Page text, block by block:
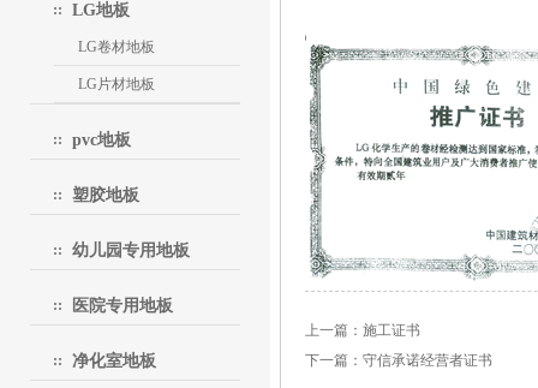
LG地板
LG卷材地板
LG片材地板
pvc地板
塑胶地板
幼儿园专用地板
医院专用地板
净化室地板
上一篇：施工证书
下一篇：守信承诺经营者证书